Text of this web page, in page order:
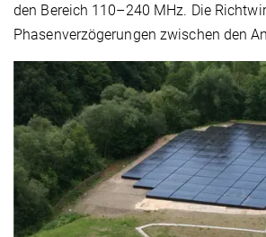
den Bereich 110–240 MHz. Die
Phasenverzögerungen zwischen den